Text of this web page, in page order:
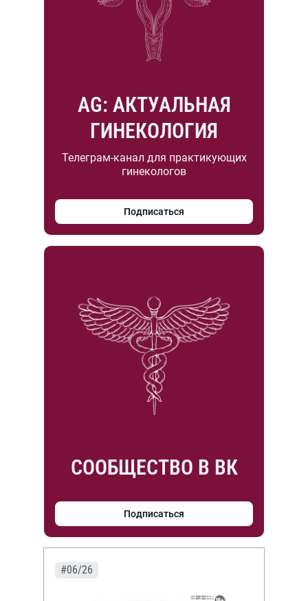
AG: АКТУАЛЬНАЯ
ГИНЕКОЛОГИЯ
Телеграм-канал для практикующих
гинекологов
Подписаться
СООБЩЕСТВО В ВК
Подписаться
#06/26